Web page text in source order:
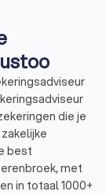
die je
best
met
in totaal 1000+